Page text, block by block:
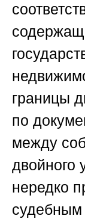
границы
по
между
двойного
нередко
судебным